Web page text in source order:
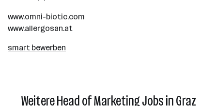
www.omni-biotic.com
www.allergosan.at
smart bewerben
Weitere Head of Marketing Jobs in Graz